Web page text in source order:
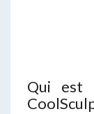
Qui est